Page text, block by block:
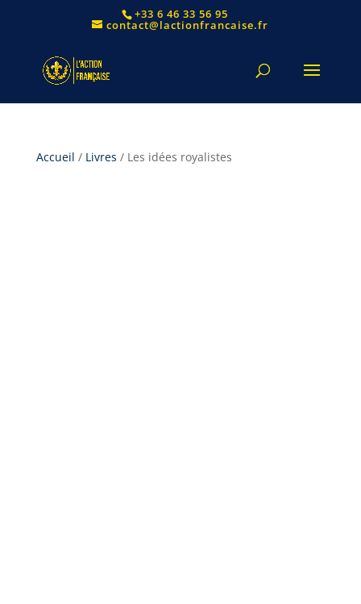
+33 6 46 33 56 95
contact@lactionfrancaise.fr
Accueil / Livres / Les idées royalistes